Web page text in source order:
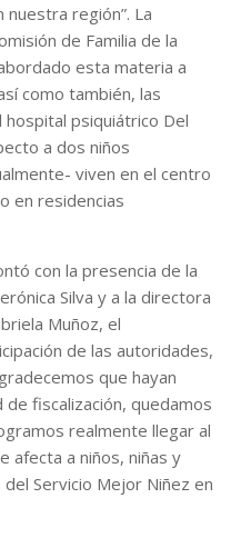
región”. La
de Familia de la
esta materia a
como también, las
hospital psiquiátrico Del
a dos niños
viven en el centro
en residencias
con la presencia de la
Silva y a la directora
Muñoz, el
de las autoridades,
que hayan
fiscalización, quedamos
realmente llegar al
afecta a niños, niñas y
Servicio Mejor Niñez en